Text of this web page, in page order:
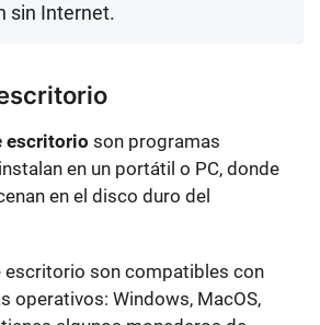
sin Internet.
escritorio son programas
en un portátil o PC, donde
en el disco duro del
escritorio son compatibles con
operativos: Windows, MacOS,